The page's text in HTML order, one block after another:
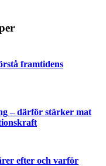
framtidens
– därför stärker mat
efter och varför